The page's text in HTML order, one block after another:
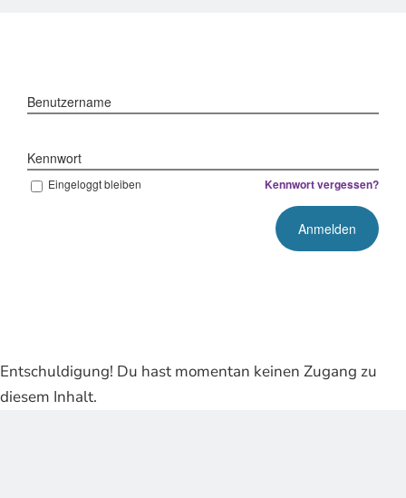
Benutzername
Kennwort
Eingeloggt bleiben Kennwort vergessen?
Entschuldigung! Du hast momentan keinen Zugang zu
diesem Inhalt.